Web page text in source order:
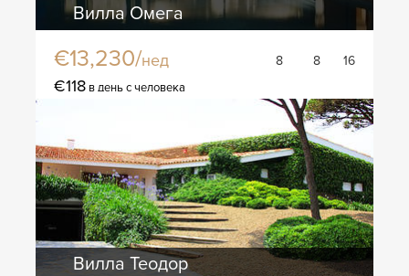
Вилла Омега
€13,230/нед 8 8 16
€118 в день с человека
Вилла Теодор